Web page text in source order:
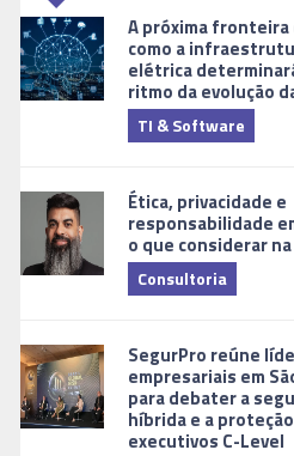
A próxima
como a
elétrica
ritmo da evolução
TI & Software
Ética, privacidade e
responsabilidade
o que considerar
Consultoria
SegurPro reúne
empresariais em
para debater a
híbrida e a
executivos C-Level